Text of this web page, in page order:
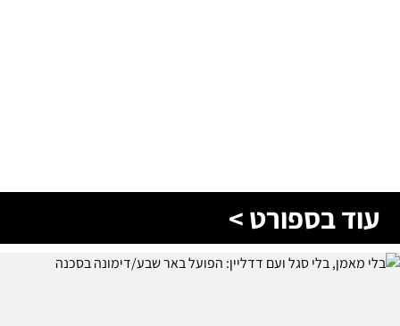
עוד בספורט >